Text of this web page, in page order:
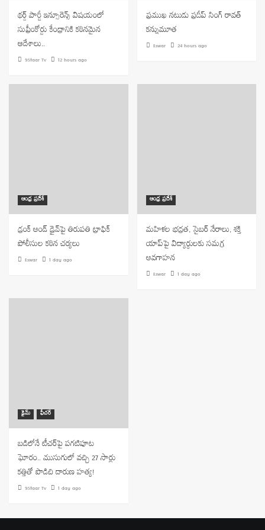
థర్డ్ పార్టీ ఇన్సూరెన్స్ విషయంలో
సుప్రీంకోర్టు కేంద్రానికి కఠినమైన
ఆదేశాలు..
9Staar Tv 12 hours ago
ప్రముఖ నటుడు ప్రదీప్ సింగ్ రావత్
కన్నుమూత
Eswar 24 hours ago
ఆంధ్ర ప్రదేశ్
డ్రంక్ అండ్ డ్రైవ్‌పై తిరుపతి ట్రాఫిక్
పోలీసుల కఠిన చర్యలు
Eswar 1 day ago
ఆంధ్ర ప్రదేశ్
మహిళల భద్రత, సైబర్ నేరాలు, శక్తి
యాప్‌పై విద్యార్థులకు సమగ్ర
అవగాహన
Eswar 1 day ago
క్రైమ్ ఫీచర్
బడిలోనే టీచర్‌పై పగటిపూట
ఘోరం.. ముసుగులో వచ్చి 27 సార్లు
కత్తితో పొడిచి దారుణ హత్య!
9Staar Tv 1 day ago